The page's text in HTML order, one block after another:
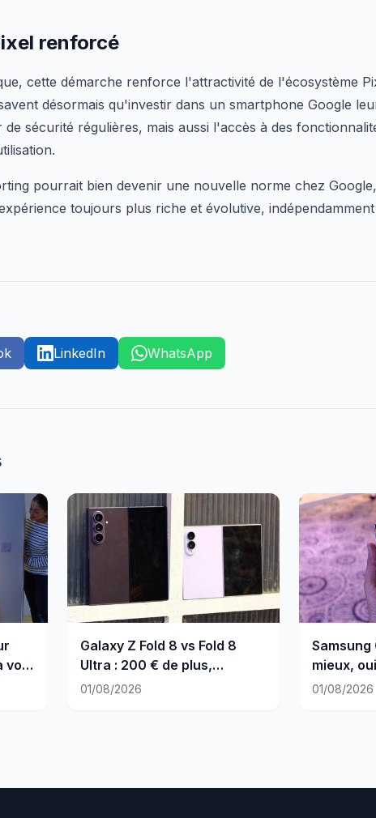
renforcé
cette démarche renforce l'attractivité de l'écosystème
désormais qu'investir dans un smartphone Google
de sécurité régulières, mais aussi l'accès à des
pourrait bien devenir une nouvelle norme chez
toujours plus riche et évolutive,
LinkedIn WhatsApp
vos
Galaxy Z Fold 8 vs Fold 8
Ultra : 200 € de plus,
vraiment utile ?
01/08/2026
Samsung
mieux,
01/08/2026